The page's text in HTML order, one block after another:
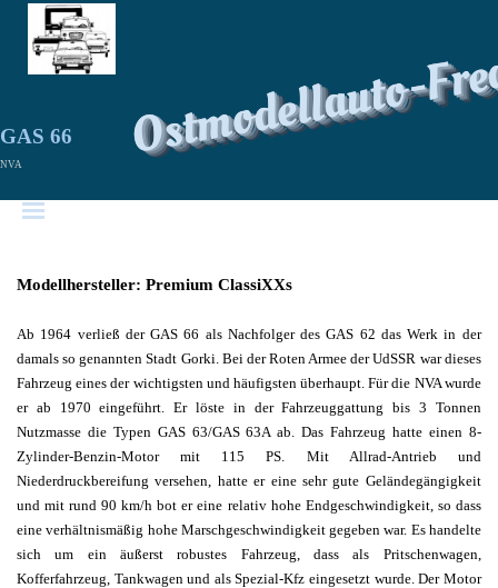
Ostmodellauto-
GAS 66
NVA
Modellhersteller: Premium ClassiXXs
Ab 1964 verließ der GAS 66 als Nachfolger des GAS 62 das Werk in der
damals so genannten Stadt Gorki. Bei der Roten Armee der UdSSR war dieses
Fahrzeug eines der wichtigsten und häufigsten überhaupt. Für die NVA wurde
er ab 1970 eingeführt. Er löste in der Fahrzeuggattung bis 3 Tonnen
Nutzmasse die Typen GAS 63/GAS 63A ab. Das Fahrzeug hatte einen 8-
Zylinder-Benzin-Motor mit 115 PS. Mit Allrad-Antrieb und
Niederdruckbereifung versehen, hatte er eine sehr gute Geländegängigkeit
und mit rund 90 km/h bot er eine relativ hohe Endgeschwindigkeit, so dass
eine verhältnismäßig hohe Marschgeschwindigkeit gegeben war. Es handelte
sich um ein äußerst robustes Fahrzeug, dass als Pritschenwagen,
Kofferfahrzeug, Tankwagen und als Spezial-Kfz eingesetzt wurde. Der Motor